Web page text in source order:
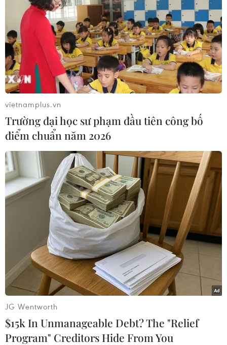
#Xạ thủ
#Quân đội Nhân dân Việt Nam
#Sniper Frontier
#Army Games 2019
Theo dõi VietnamPlus
TIN LIÊN QUAN
vietnamplus.vn
Trường đại học sư phạm đầu tiên công bố
điểm chuẩn năm 2026
JG Wentworth
$15k In Unmanageable Debt? The "Relief
Program" Creditors Hide From You